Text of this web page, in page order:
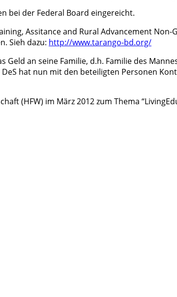
bei der Federal Board eingereicht.
Assitance and Rural Advancement
Sieh dazu: http://www.tarango-bd.org/
Geld an seine Familie, d.h. Familie des
hat nun mit den beteiligten Personen
(HFW) im März 2012 zum Thema